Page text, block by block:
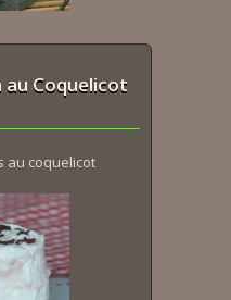
Coquelicot
au coquelicot